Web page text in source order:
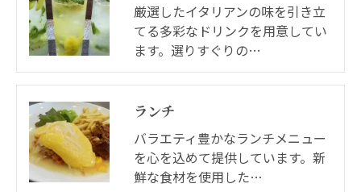
厳選したイタリアンの味を引き立
てる多彩なドリンクを用意してい
ます。選りすぐりの…
ランチ
バラエティ豊かなランチメニュー
を心を込めて提供しています。新
鮮な食材を使用した…